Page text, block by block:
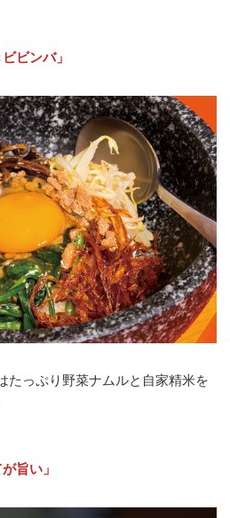
ビンバ」
たっぷり野菜ナムルと自家精米を
旨い」